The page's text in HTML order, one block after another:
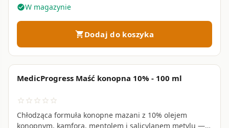
check_circleW magazynie
shopping_cartDodaj do koszyka
MedicProgress Maść konopna 10% - 100 ml
star_border star_border star_border star_border star_border
Chłodząca formuła konopne mazani z 10% olejem
konopnym, kamforą, mentolem i salicylanem metylu —